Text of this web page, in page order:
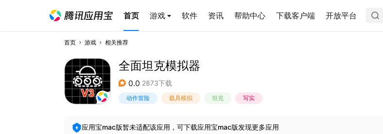
首页 游戏 软件 资讯 帮助中心 下载客户端 开放平台
首页 游戏 相关推荐
全面坦克模拟器
0.0 2873下载
动作冒险 载具模拟 坦克 写实
应用宝mac版暂未适配该应用，可下载应用宝mac版发现更多应用